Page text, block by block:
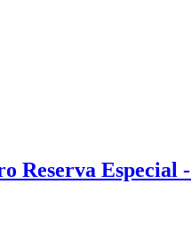
Reserva Especial